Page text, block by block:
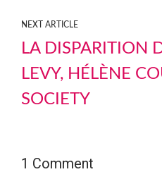
NEXT ARTICLE
LA DISPARITION
LEVY, HÉLÈNE
SOCIETY
1 Comment